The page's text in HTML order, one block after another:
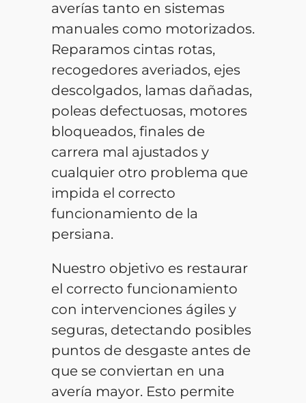
averías tanto en sistemas
manuales como motorizados.
Reparamos cintas rotas,
recogedores averiados, ejes
descolgados, lamas dañadas,
poleas defectuosas, motores
bloqueados, finales de
carrera mal ajustados y
cualquier otro problema que
impida el correcto
funcionamiento de la
persiana.
Nuestro objetivo es restaurar
el correcto funcionamiento
con intervenciones ágiles y
seguras, detectando posibles
puntos de desgaste antes de
que se conviertan en una
avería mayor. Esto permite